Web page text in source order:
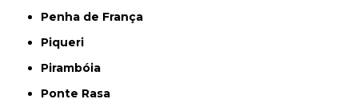
Penha de França
Piqueri
Pirambóia
Ponte Rasa